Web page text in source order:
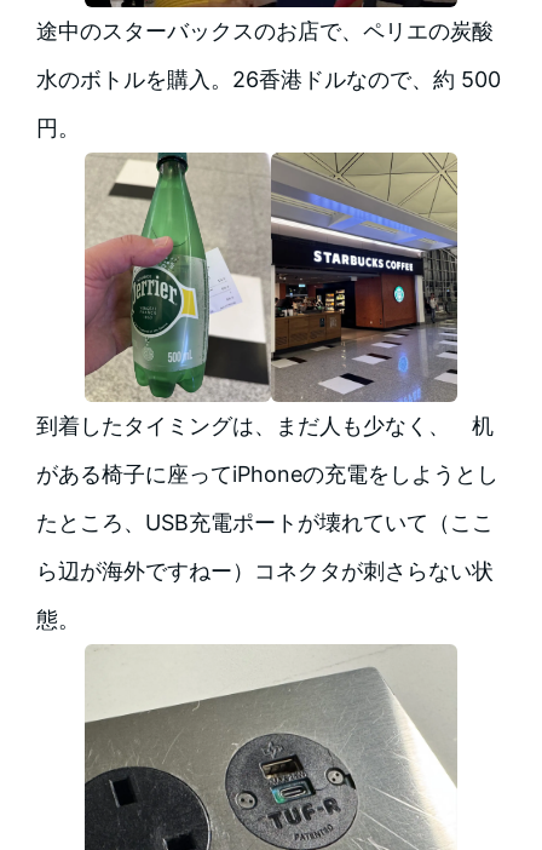
途中のスターバックスのお店で、ペリエの炭酸
水のボトルを購入。26香港ドルなので、約 500
円。
到着したタイミングは、まだ人も少なく、 机
がある椅子に座ってiPhoneの充電をしようとし
たところ、USB充電ポートが壊れていて（ここ
ら辺が海外ですねー）コネクタが刺さらない状
態。